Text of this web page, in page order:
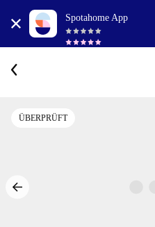
Spotahome App
ÜBERPRÜFT